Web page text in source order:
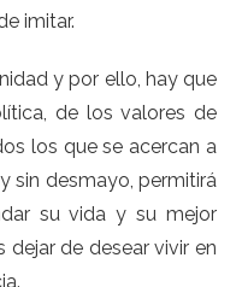
imitar.
y por ello, hay que
de los valores de
los que se acercan a
sin desmayo, permitirá
su vida y su mejor
de desear vivir en